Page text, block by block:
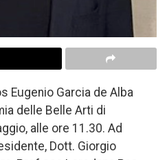
Eugenio Garcia de Alba
delle Belle Arti di
alle ore 11.30. Ad
Dott. Giorgio